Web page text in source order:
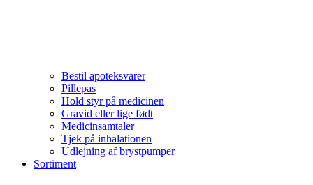
Bestil apoteksvarer
Pillepas
Hold styr på medicinen
Gravid eller lige født
Medicinsamtaler
Tjek på inhalationen
Udlejning af brystpumper
Sortiment